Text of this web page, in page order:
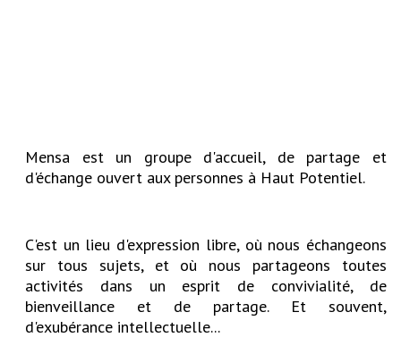
Mensa est un groupe d'accueil, de partage et
d'échange ouvert aux personnes à Haut Potentiel.
C'est un lieu d'expression libre, où nous échangeons
sur tous sujets, et où nous partageons toutes
activités dans un esprit de convivialité, de
bienveillance et de partage. Et souvent,
d'exubérance intellectuelle...